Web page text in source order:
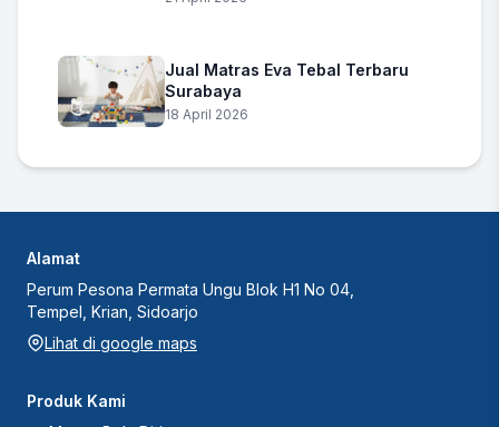
Jual Matras Eva Tebal Terbaru
Surabaya
18 April 2026
Alamat
Perum Pesona Permata Ungu Blok H1 No 04,
Tempel, Krian, Sidoarjo
Lihat di google maps
Produk Kami